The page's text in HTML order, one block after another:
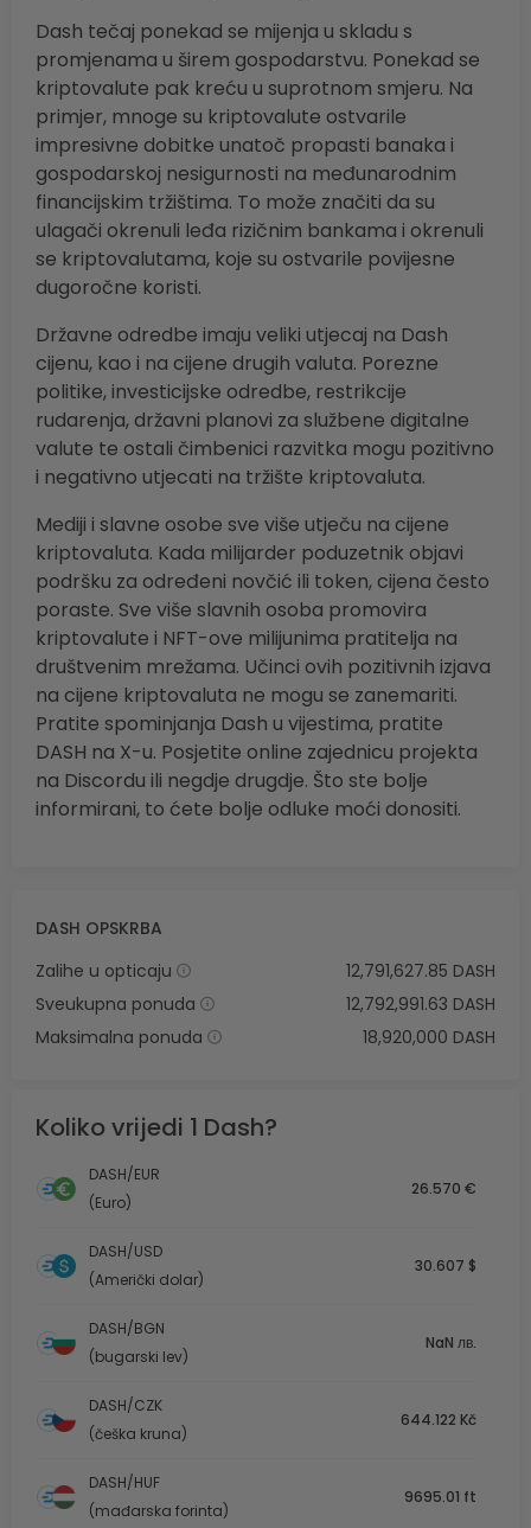
Dash tečaj ponekad se mijenja u skladu s
promjenama u širem gospodarstvu. Ponekad se
kriptovalute pak kreću u suprotnom smjeru. Na
primjer, mnoge su kriptovalute ostvarile
impresivne dobitke unatoč propasti banaka i
gospodarskoj nesigurnosti na međunarodnim
financijskim tržištima. To može značiti da su
ulagači okrenuli leđa rizičnim bankama i okrenuli
se kriptovalutama, koje su ostvarile povijesne
dugoročne koristi.
Državne odredbe imaju veliki utjecaj na Dash
cijenu, kao i na cijene drugih valuta. Porezne
politike, investicijske odredbe, restrikcije
rudarenja, državni planovi za službene digitalne
valute te ostali čimbenici razvitka mogu pozitivno
i negativno utjecati na tržište kriptovaluta.
Mediji i slavne osobe sve više utječu na cijene
kriptovaluta. Kada milijarder poduzetnik objavi
podršku za određeni novčić ili token, cijena često
poraste. Sve više slavnih osoba promovira
kriptovalute i NFT-ove milijunima pratitelja na
društvenim mrežama. Učinci ovih pozitivnih izjava
na cijene kriptovaluta ne mogu se zanemariti.
Pratite spominjanja Dash u vijestima, pratite
DASH na X-u. Posjetite online zajednicu projekta
na Discordu ili negdje drugdje. Što ste bolje
informirani, to ćete bolje odluke moći donositi.
DASH OPSKRBA
Zalihe u opticaju
12,791,627.85 DASH
Sveukupna ponuda
12,792,991.63 DASH
Maksimalna ponuda
18,920,000 DASH
Koliko vrijedi 1 Dash?
DASH/EUR
(Euro)
26.570 €
DASH/USD
(Američki dolar)
30.607 $
DASH/BGN
(bugarski lev)
NaN лв.
DASH/CZK
(češka kruna)
644.122 Kč
DASH/HUF
(mađarska forinta)
9695.01 ft